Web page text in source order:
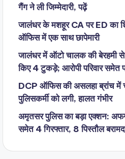
गैंग ने ली जिम्मेदारी, पढ़ें
जालंधर के मशहूर CA पर ED का
ऑफिस में एक साथ छापेमारी
जालंधर में ऑटो चालक की बेरहमी
किए 4 टुकड़े; आरोपी परिवार समेत
DCP ऑफिस की असलहा ब्रांच में
पुलिसकर्मी को लगी, हालत गंभीर
अमृतसर पुलिस का बड़ा एक्शन:
समेत 4 गिरफ्तार, 8 पिस्तौल बरामद